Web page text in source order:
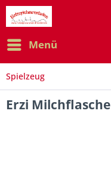
Menü
Spielzeug
Erzi Milchflasche